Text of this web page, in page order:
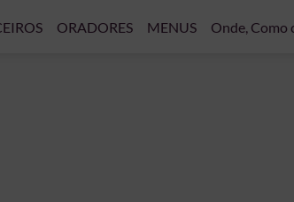
ORADORES MENUS Onde, Como